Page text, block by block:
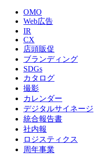
OMO
Web広告
IR
CX
店頭販促
ブランディング
SDGs
カタログ
撮影
カレンダー
デジタルサイネージ
統合報告書
社内報
ロジスティクス
周年事業